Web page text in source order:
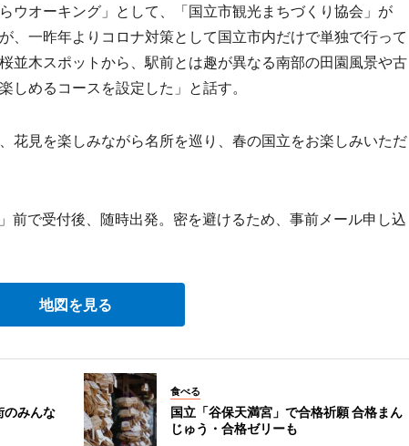
オーキング」として、「国立市観光まちづくり協会」が
、一昨年よりコロナ対策として国立市内だけで単独で行って
並木スポットから、駅前とは趣が異なる南部の田園風景や古
しめるコースを設定した」と話す。
花見を楽しみながら名所を巡り、春の国立をお楽しみいただ
前で受付後、随時出発。密を避けるため、事前メール申し込
地図を見る
のみんな
食べる
国立「谷保天満宮」で合格祈願 合格まん
じゅう・合格ゼリーも